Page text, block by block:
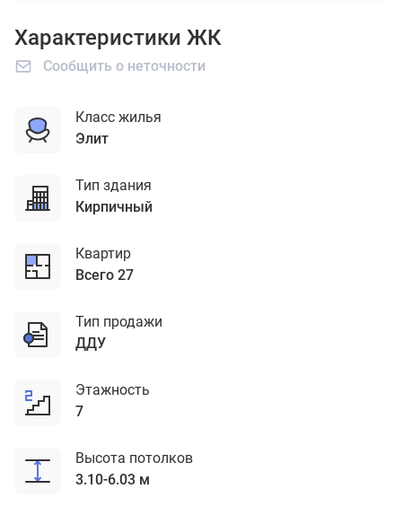
Характеристики ЖК
Сообщить о неточности
Класс жилья
элит
Тип здания
кирпичный
Квартир
Всего 27
Тип продажи
ДДУ
Этажность
7
Высота потолков
3.10-6.03 м